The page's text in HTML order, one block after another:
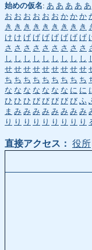
始めの仮名: あ あ あ あ あ
お お お お お お か か か
き き き き き き き き き
け け げ げ げ げ げ げ げ
さ さ さ さ さ さ さ さ さ
し し し し し し し し し
せ せ せ せ せ せ せ せ せ
ち ち ち ち ち ち ち ち ち
な な な な な な な に に
ひ ひ ひ び び び び び ふ
ま み み み み み み み み
り り り り り り り り り
直接アクセス： 役所